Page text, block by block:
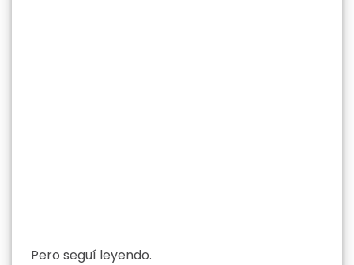
Pero seguí leyendo.